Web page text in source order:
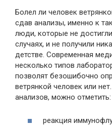
Болел ли человек
сдав анализы, именно к
люди, которые не
случаях, и не получили
детстве. Современная
несколько типов
позволят безошибочно
ветрянкой человек или
анализов, можно отметить:
реакция